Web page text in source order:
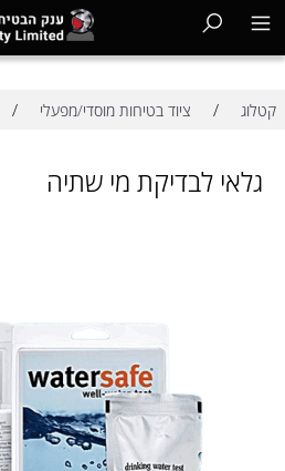
קטלוג / ציוד בטיחות מוסדי/מפעלי /
גלאי לבדיקת מי שתיה